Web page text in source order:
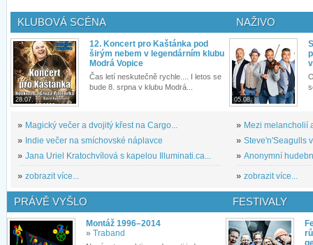
KLUBOVÁ SCÉNA
28.07.
12. Koncert pro Kaštánka pod
širým nebem v legendárním klubu
Modrá Vopice
Čas letí neskutečně rychle.... I letos se
bude 8. srpna v klubu Modrá...
» Magický večer a dvojitý křest na Cargo...
» Indie večer na smíchovské náplavce
» Jana Uriel Kratochvílová s kapelou Illuminati.ca...
» zobrazit více...
NAŽIVO
05.08.
» Mezi melancholií
» Steve'n'Seagulls
» Anonymní
» zobrazit více...
PRÁVĚ VYŠLO
Montáž 1996–2014
» Traband
FESTIVALY